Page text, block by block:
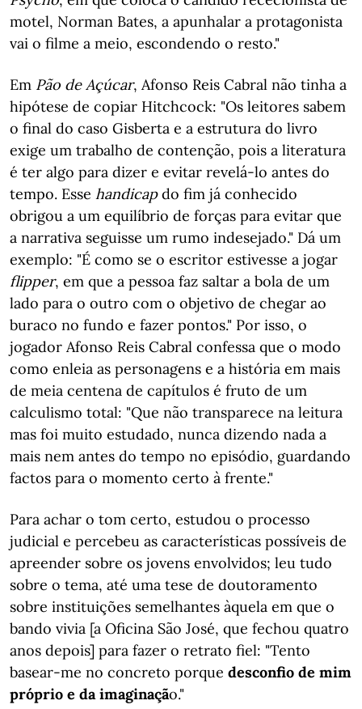
motel, Norman Bates, a apunhalar a protagonista
vai o filme a meio, escondendo o resto."
Em Pão de Açúcar, Afonso Reis Cabral não tinha a
hipótese de copiar Hitchcock: "Os leitores sabem
o final do caso Gisberta e a estrutura do livro
exige um trabalho de contenção, pois a literatura
é ter algo para dizer e evitar revelá-lo antes do
tempo. Esse handicapdo fim já conhecido
obrigou a um equilíbrio de forças para evitar que
a narrativa seguisse um rumo indesejado." Dá um
exemplo: "É como se o escritor estivesse a jogar
flipper, em que a pessoa faz saltar a bola de um
lado para o outro com o objetivo de chegar ao
buraco no fundo e fazer pontos." Por isso, o
jogador Afonso Reis Cabral confessa que o modo
como enleia as personagens e a história em mais
de meia centena de capítulos é fruto de um
calculismo total: "Que não transparece na leitura
mas foi muito estudado, nunca dizendo nada a
mais nem antes do tempo no episódio, guardando
factos para o momento certo à frente."
Para achar o tom certo, estudou o processo
judicial e percebeu as características possíveis de
apreender sobre os jovens envolvidos; leu tudo
sobre o tema, até uma tese de doutoramento
sobre instituições semelhantes àquela em que o
bando vivia [a Oficina São José, que fechou quatro
anos depois] para fazer o retrato fiel: "Tento
basear-me no concreto porque desconfio de mim
próprio e da imaginação."